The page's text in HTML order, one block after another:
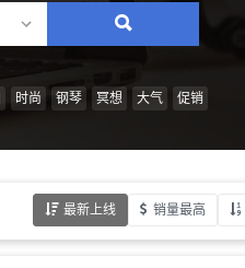
搜
情
风
乐
时尚 钢琴 冥想 大气 促销
最新上线 销量最高